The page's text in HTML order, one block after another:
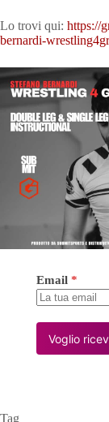
Lo trovi qui: https://
bernardi-
Email *
Voglio
Tag